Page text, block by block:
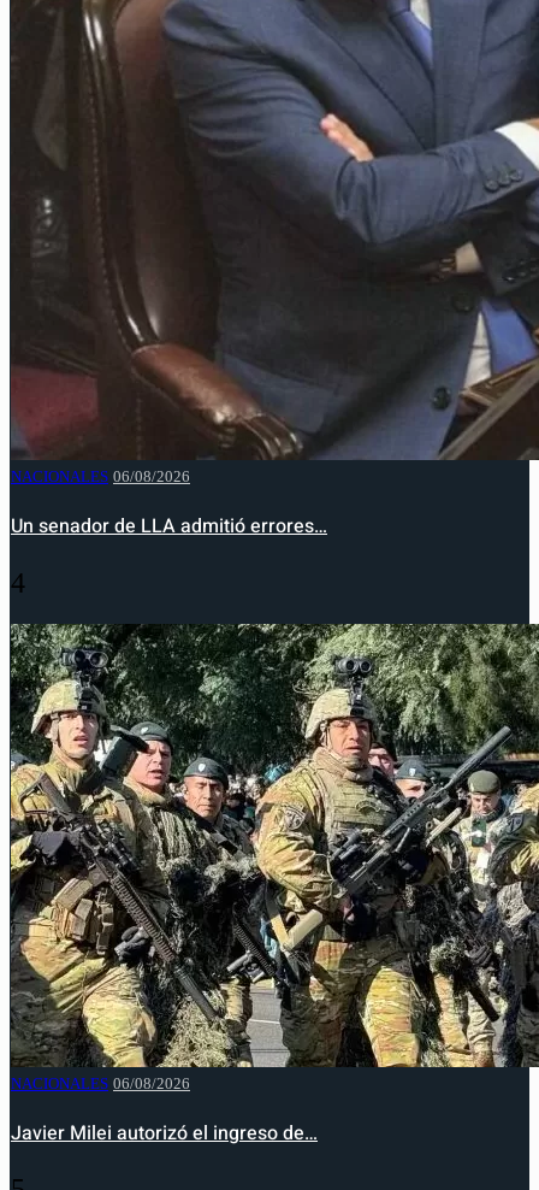
NACIONALES 06/08/2026
Un senador de LLA admitió errores…
4
NACIONALES 06/08/2026
Javier Milei autorizó el ingreso de…